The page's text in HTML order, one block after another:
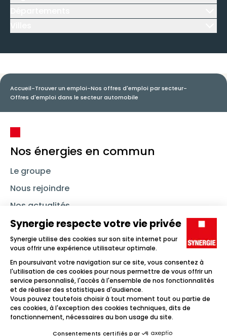
Accueil-Trouver un emploi-Nos offres d'emploi par secteur-
Offres d'emploi dans le secteur automobile
Nos énergies en commun
Le groupe
Nous rejoindre
Nos actualités
Nous contacter
Linkedin SynergieInstagramTikTok Youtube
Trouver un emploi
Icône d'illustration
Candidats
Icône d'illustration
Icône d'illustration